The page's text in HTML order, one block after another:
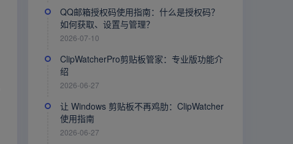
QQ邮箱授权码使用指南：什么是授权码？
如何获取、设置与管理？
2026-07-10
ClipWatcherPro剪贴板管家：专业版功能介
绍
2026-06-27
让 Windows 剪贴板不再鸡肋：ClipWatcher
使用指南
2026-06-27